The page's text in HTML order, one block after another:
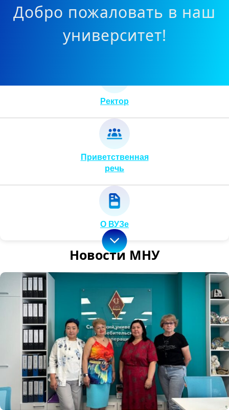
Добро пожаловать в наш
университет!
Ректор
Приветственная
речь
О ВУЗе
Новости МНУ